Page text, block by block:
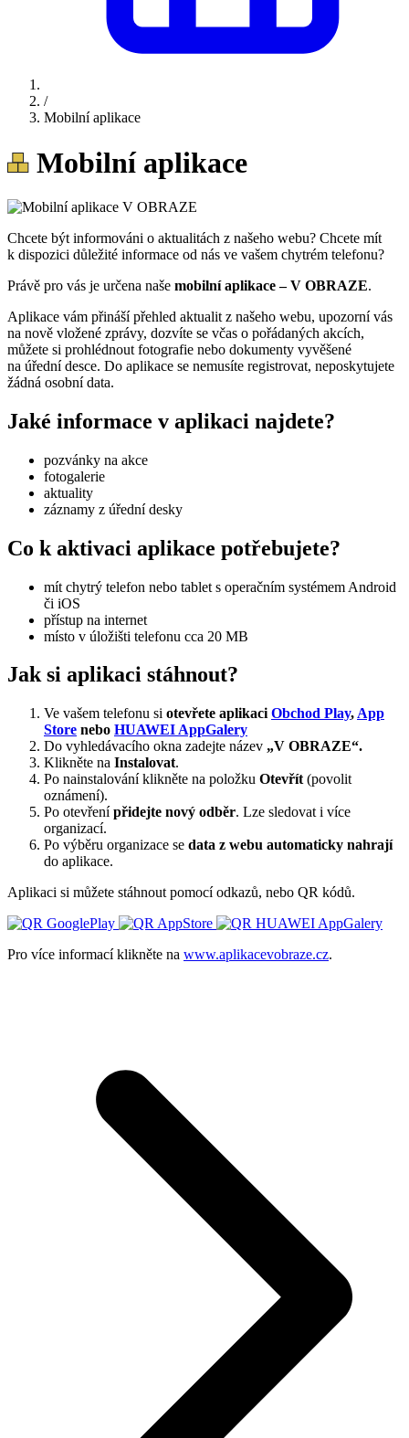
/
Mobilní aplikace
Mobilní aplikace
Chcete být informováni o aktualitách z našeho webu? Chcete mít
k dispozici důležité informace od nás ve vašem chytrém telefonu?
Právě pro vás je určena naše mobilní aplikace – V OBRAZE.
Aplikace vám přináší přehled aktualit z našeho webu, upozorní vás
na nově vložené zprávy, dozvíte se včas o pořádaných akcích,
můžete si prohlédnout fotografie nebo dokumenty vyvěšené
na úřední desce. Do aplikace se nemusíte registrovat, neposkytujete
žádná osobní data.
Jaké informace v aplikaci najdete?
pozvánky na akce
fotogalerie
aktuality
záznamy z úřední desky
Co k aktivaci aplikace potřebujete?
mít chytrý telefon nebo tablet s operačním systémem Android
či iOS
přístup na internet
místo v úložišti telefonu cca 20 MB
Jak si aplikaci stáhnout?
Ve vašem telefonu si otevřete aplikaci Obchod Play, App
Store nebo HUAWEI AppGalery
Do vyhledávacího okna zadejte název „V OBRAZE“.
Klikněte na Instalovat.
Po nainstalování klikněte na položku Otevřít (povolit
oznámení).
Po otevřenípřidejte nový odběr. Lze sledovat i více
organizací.
Po výběru organizace se data z webu automaticky nahrají
do aplikace.
Aplikaci si můžete stáhnout pomocí odkazů, nebo QR kódů.
Pro více informací klikněte na www.aplikacevobraze.cz.